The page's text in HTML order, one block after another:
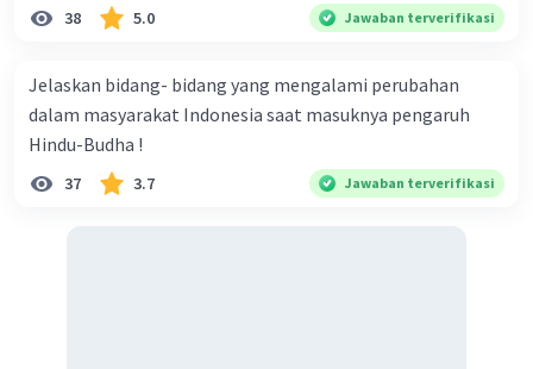
dalam pembangunan sosial, pendidikan, dan
organisasi di masyarakatnya.
38 5.0 Jawaban terverifikasi
Jelaskan bidang- bidang yang mengalami perubahan
dalam masyarakat Indonesia saat masuknya pengaruh
Hindu-Budha !
37 3.7 Jawaban terverifikasi